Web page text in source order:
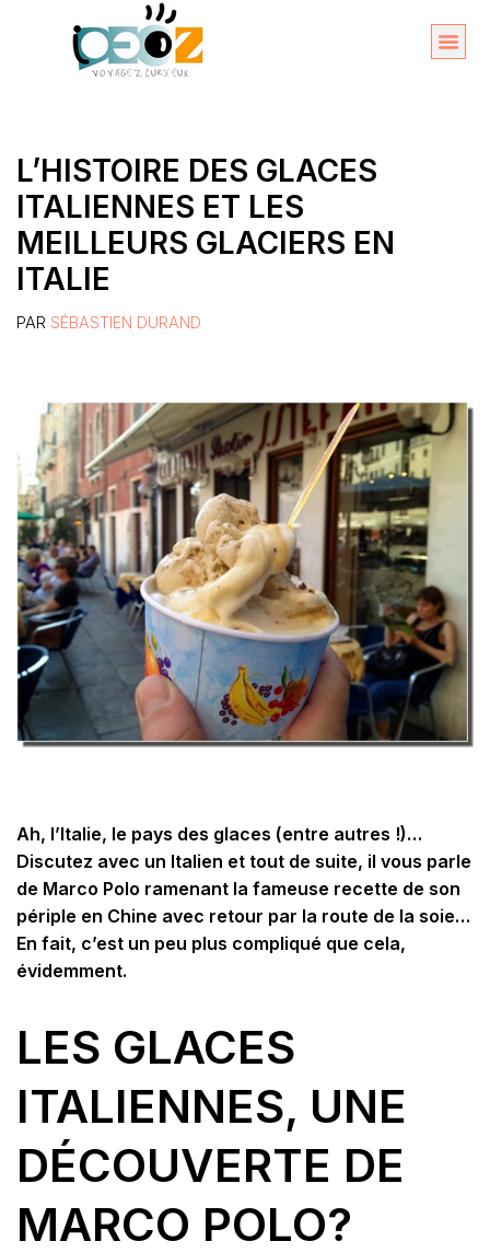
L’HISTOIRE DES GLACES
ITALIENNES ET LES
MEILLEURS GLACIERS EN
ITALIE
PAR SÉBASTIEN DURAND
Ah, l’Italie, le pays des glaces (entre autres !)…
Discutez avec un Italien et tout de suite, il vous parle
de Marco Polo ramenant la fameuse recette de son
périple en Chine avec retour par la route de la soie…
En fait, c’est un peu plus compliqué que cela,
évidemment.
LES GLACES
ITALIENNES, UNE
DÉCOUVERTE DE
MARCO POLO?